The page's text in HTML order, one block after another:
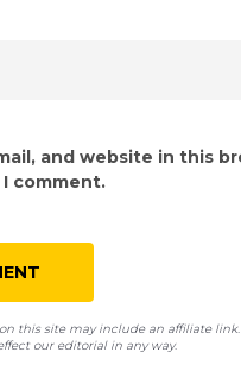
and website in this
comment.
this site may include an affiliate
our editorial in any way.